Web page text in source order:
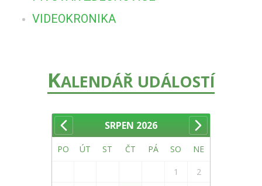
VIDEOKRONIKA
KALENDÁŘ UDÁLOSTÍ
SRPEN 2026
PO ÚT ST ČT PÁ SO NE
1
2